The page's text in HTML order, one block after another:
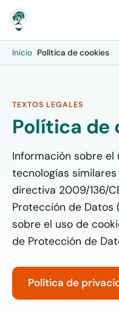
Inicio ›Política de cookies
TEXTOS LEGALES
Política de
Información sobre el
tecnologías
directiva 2009/136/
Protección de Datos
sobre el uso de
de Protección de
Política de